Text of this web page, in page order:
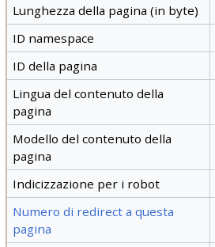
Lunghezza della pagina (in byte)
ID namespace
ID della pagina
Lingua del contenuto della
pagina
Modello del contenuto della
pagina
Indicizzazione per i robot
Numero di redirect a questa
pagina